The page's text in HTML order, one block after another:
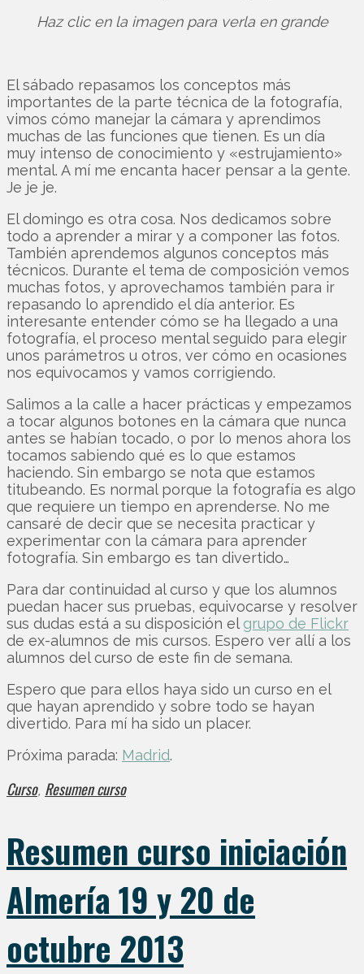
Haz clic en la imagen para verla en grande
El sábado repasamos los conceptos más
importantes de la parte técnica de la fotografía,
vimos cómo manejar la cámara y aprendimos
muchas de las funciones que tienen. Es un día
muy intenso de conocimiento y «estrujamiento»
mental. A mí me encanta hacer pensar a la gente.
Je je je.
El domingo es otra cosa. Nos dedicamos sobre
todo a aprender a mirar y a componer las fotos.
También aprendemos algunos conceptos más
técnicos. Durante el tema de composición vemos
muchas fotos, y aprovechamos también para ir
repasando lo aprendido el día anterior. Es
interesante entender cómo se ha llegado a una
fotografía, el proceso mental seguido para elegir
unos parámetros u otros, ver cómo en ocasiones
nos equivocamos y vamos corrigiendo.
Salimos a la calle a hacer prácticas y empezamos
a tocar algunos botones en la cámara que nunca
antes se habían tocado, o por lo menos ahora los
tocamos sabiendo qué es lo que estamos
haciendo. Sin embargo se nota que estamos
titubeando. Es normal porque la fotografía es algo
que requiere un tiempo en aprenderse. No me
cansaré de decir que se necesita practicar y
experimentar con la cámara para aprender
fotografía. Sin embargo es tan divertido…
Para dar continuidad al curso y que los alumnos
puedan hacer sus pruebas, equivocarse y resolver
sus dudas está a su disposición elgrupo de Flickr
de ex-alumnos de mis cursos. Espero ver allí a los
alumnos del curso de este fin de semana.
Espero que para ellos haya sido un curso en el
que hayan aprendido y sobre todo se hayan
divertido. Para mí ha sido un placer.
Próxima parada: Madrid.
Curso, Resumen curso
Resumen curso iniciación
Almería 19 y 20 de
octubre 2013